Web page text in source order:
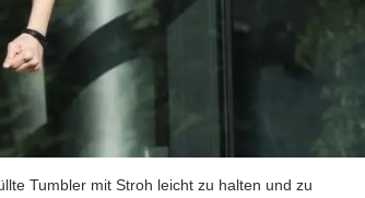
Tumbler mit Stroh leicht zu halten und zu